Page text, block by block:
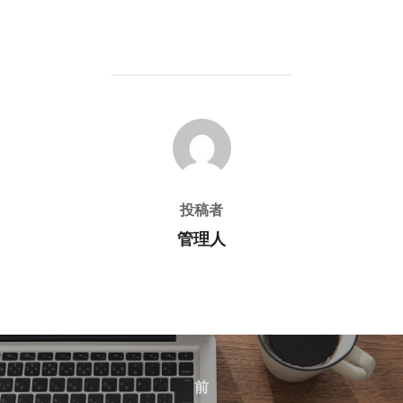
投稿者
投稿者
管理人
投
稿
前
前